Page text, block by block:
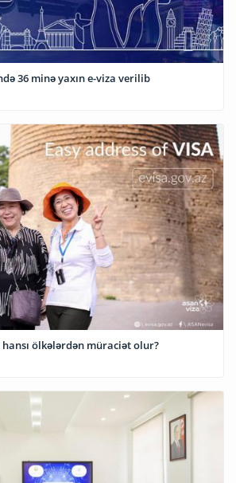
36 minə yaxın e-viza verilib
hansı ölkələrdən müraciət olur?